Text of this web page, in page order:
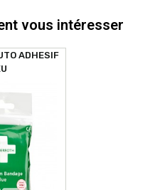
vous intéresser
ADHESIF